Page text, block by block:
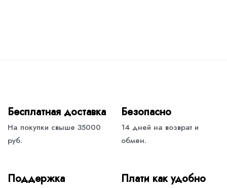
Бесплатная доставка
На покупки свыше 35000
руб.
Безопасно
14 дней на возврат и
обмен.
Поддержка Плати как удобно